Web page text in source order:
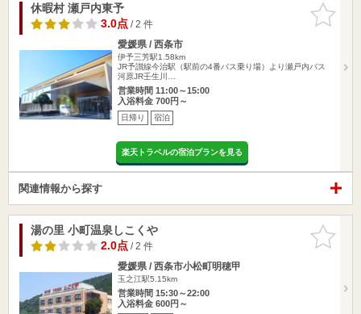
お気に入
りに追加
休暇村 瀬戸内東予
3.0点/ 2 件
愛媛県 / 西条市
伊予三芳駅1.58km
JR予讃線今治駅（駅前の4番バス乗り場）より瀬戸内バス
河原JR壬生川…
営業時間 11:00～15:00
入浴料金 700円～
日帰り 宿泊
楽天トラベルの宿泊プランを見る
関連情報から探す
お気に入
りに追加
湯の里 小町温泉しこくや
2.0点/ 2 件
愛媛県 / 西条市小松町明穂甲
玉之江駅5.15km
営業時間 15:30～22:00
入浴料金 600円～